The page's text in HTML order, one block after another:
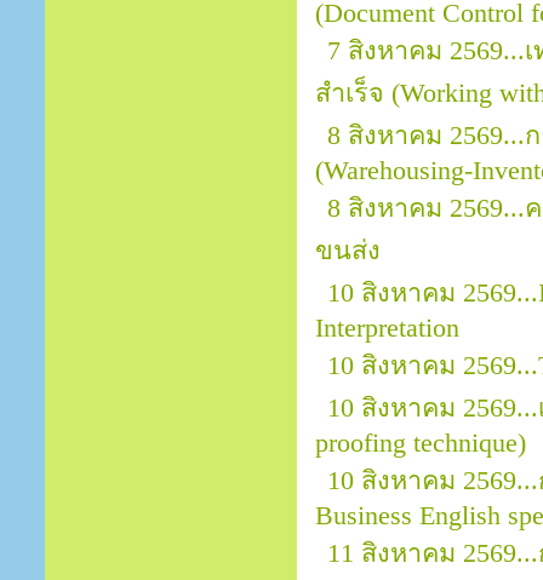
(Document Control
7 สิงหาคม
สำเร็จ (Working
8 สิงหาคม
(Warehousing-
8 สิงหาคม
ขนส่ง
10 สิงหาคม
Interpretation
10 สิงหาคม
10 สิงหาคม
proofing technique)
10 สิงหาคม
Business English
11 สิงหาคม